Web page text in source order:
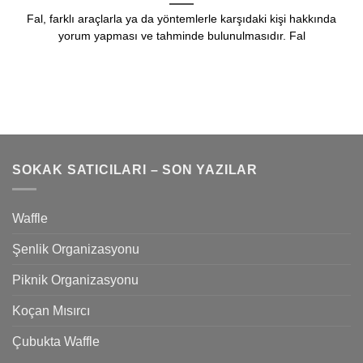
Fal, farklı araçlarla ya da yöntemlerle karşıdaki kişi hakkında
yorum yapması ve tahminde bulunulmasıdır. Fal
SOKAK SATICILARI – SON YAZILAR
Waffle
Şenlik Organizasyonu
Piknik Organizasyonu
Koçan Mısırcı
Çubukta Waffle